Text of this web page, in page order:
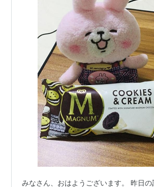
みなさん、おはようございます。 昨日